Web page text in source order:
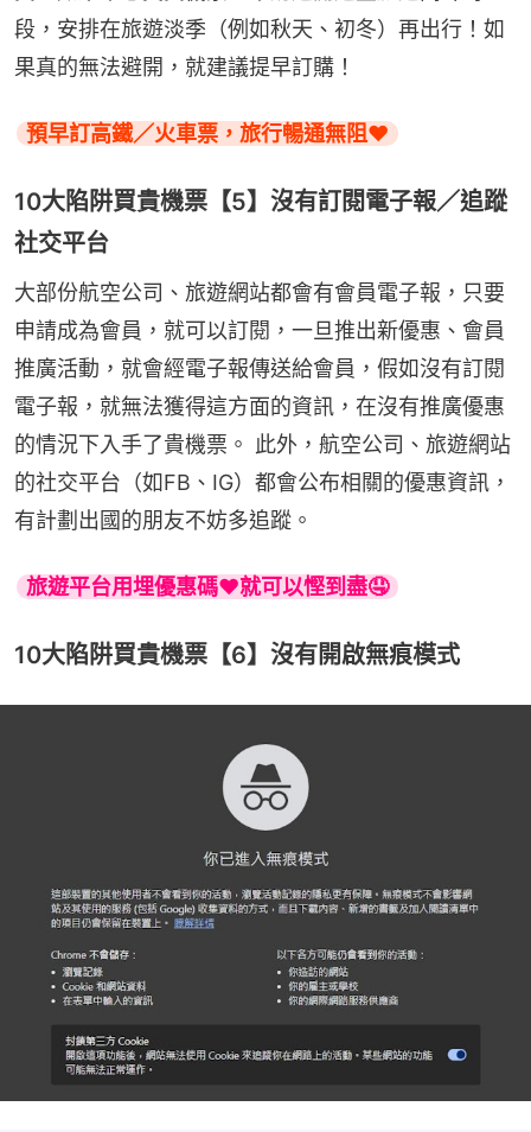
段，安排在旅遊淡季（例如秋天、初冬）再出行！如
果真的無法避開，就建議提早訂購！
預早訂高鐵／火車票，旅行暢通無阻❤️
10大陷阱買貴機票【5】沒有訂閱電子報／追蹤
社交平台
大部份航空公司、旅遊網站都會有會員電子報，只要
申請成為會員，就可以訂閱，一旦推出新優惠、會員
推廣活動，就會經電子報傳送給會員，假如沒有訂閱
電子報，就無法獲得這方面的資訊，在沒有推廣優惠
的情況下入手了貴機票。 此外，航空公司、旅遊網站
的社交平台（如FB、IG）都會公布相關的優惠資訊，
有計劃出國的朋友不妨多追蹤。
旅遊平台用埋優惠碼❤️就可以慳到盡🤤
10大陷阱買貴機票【6】沒有開啟無痕模式